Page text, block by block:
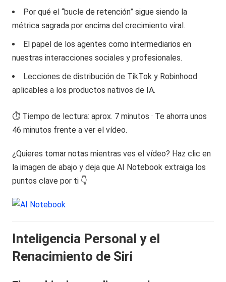
Por qué el “bucle de retención” sigue siendo la
métrica sagrada por encima del crecimiento viral.
El papel de los agentes como intermediarios en
nuestras interacciones sociales y profesionales.
Lecciones de distribución de TikTok y Robinhood
aplicables a los productos nativos de IA.
⏱️ Tiempo de lectura: aprox. 7 minutos · Te ahorra unos
46 minutos frente a ver el vídeo.
¿Quieres tomar notas mientras ves el vídeo? Haz clic en
la imagen de abajo y deja que AI Notebook extraiga los
puntos clave por ti 👇
Inteligencia Personal y el
Renacimiento de Siri